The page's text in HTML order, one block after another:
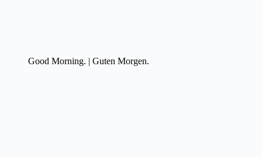
Good Morning. | Guten Morgen.